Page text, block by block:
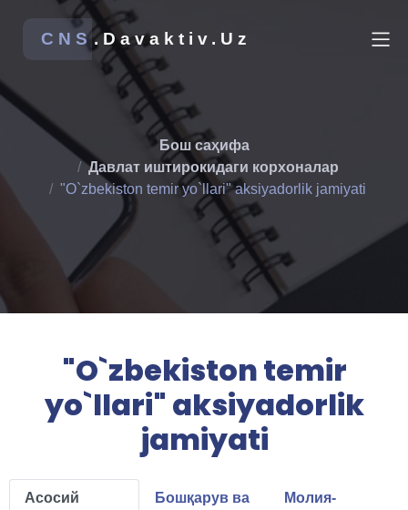
CNS .Davaktiv.Uz
Бош саҳифа
Давлат иштирокидаги корхоналар
"O`zbekiston temir yo`llari" aksiyadorlik jamiyati
"O`zbekiston temir
yo`llari" aksiyadorlik
jamiyati
Асосий
Бошқарув ва
Молия-